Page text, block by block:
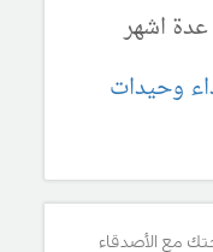
اشهر
وحيدات
مع الأصدقاء